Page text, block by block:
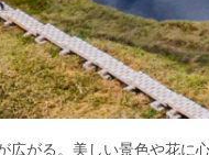
広がる。美しい景色や花に